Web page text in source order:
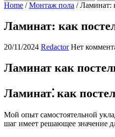
Home /Монтаж пола /Ламинат:
Ламинат: как
20/11/2024 Redactor Нет
Ламинат как
Ламинат⁚ как
Мой опыт самостоятельной
шаг имеет решающее значение